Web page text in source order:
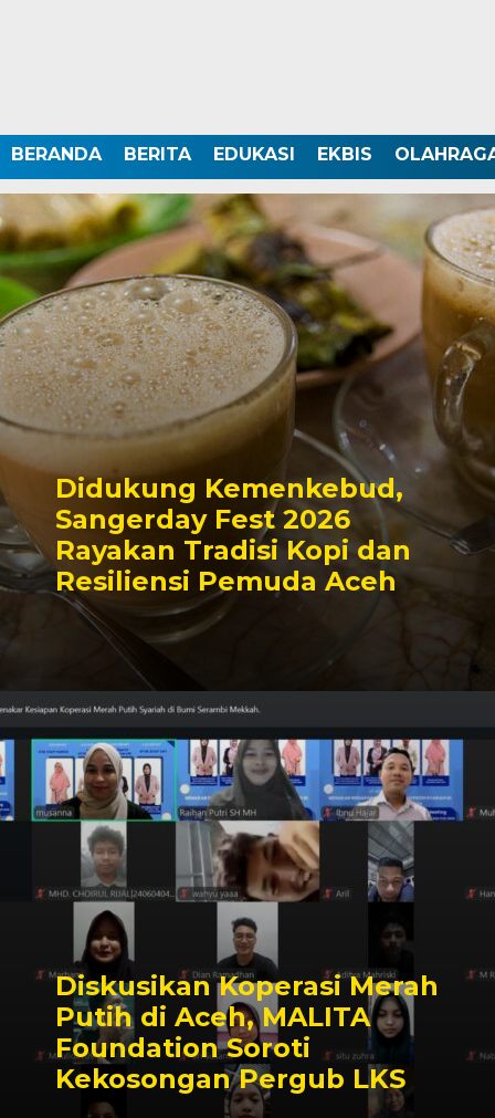
BERANDA BERITA EDUKASI EKBIS
Didukung Kemenkebud,
Sangerday Fest 2026
Rayakan Tradisi Kopi dan
Resiliensi Pemuda Aceh
Diskusikan Koperasi Merah
Putih di Aceh, MALITA
Foundation Soroti
Kekosongan Pergub LKS